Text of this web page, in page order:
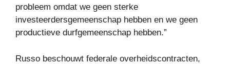
probleem omdat we geen sterke
investeerdersgemeenschap hebben en we geen
productieve durfgemeenschap hebben.”
Russo beschouwt federale overheidscontracten,